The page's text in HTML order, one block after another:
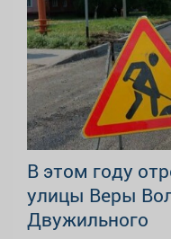
В этом году
улицы Веры
Двужильного